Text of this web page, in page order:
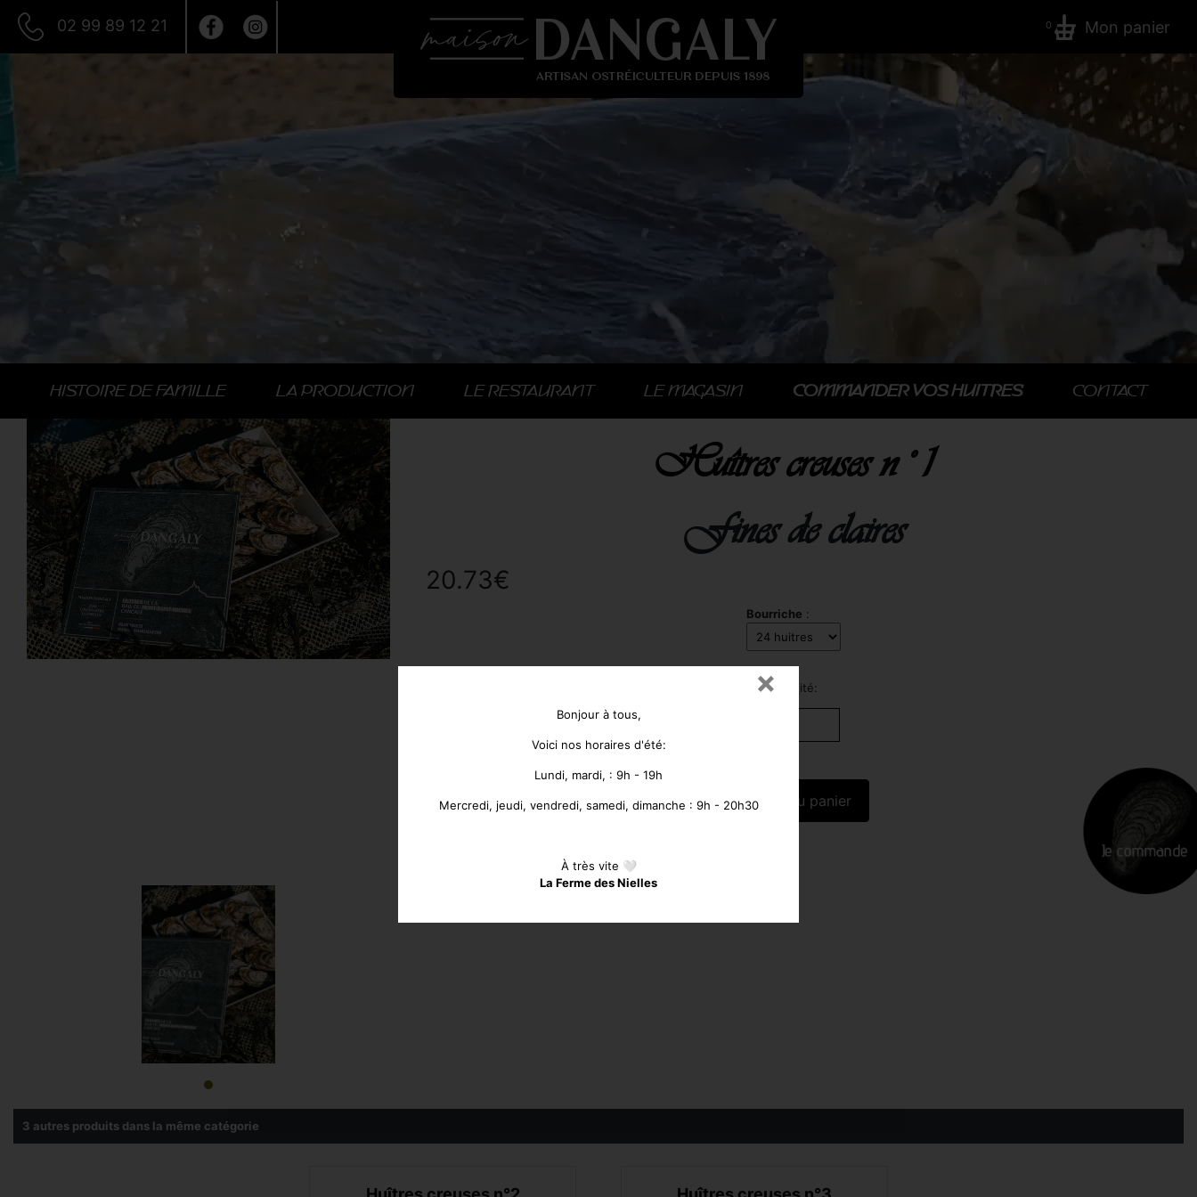
×
Bonjour à tous,
Voici nos horaires d'été:
Lundi, mardi, : 9h - 19h
Mercredi, jeudi, vendredi, samedi, dimanche : 9h - 20h30
À très vite 🤍
La Ferme des Nielles
02 99 89 12 21 Mon panier
0
HISTOIRE DE FAMILLE LA PRODUCTION LE RESTAURANT LE MAGASIN COMMANDER VOS HUITRES CONTACT
Huîtres creuses n°1
Fines de claires
20.73€
Bourriche :
Quantité:
3 autres produits dans la même catégorie